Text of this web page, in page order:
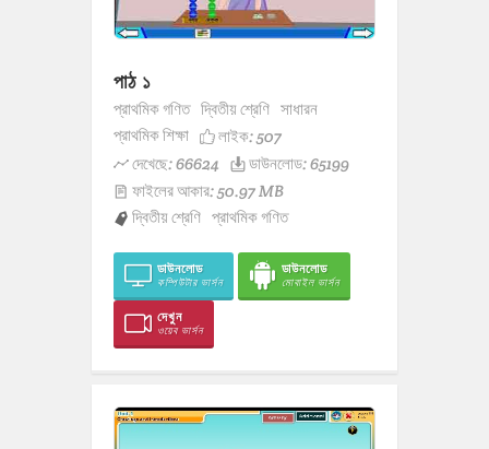
পাঠ ১
প্রাথমিক গণিত দ্বিতীয় শ্রেণি সাধারন
প্রাথমিক শিক্ষা
লাইক:507
দেখেছে: 66624
ডাউনলোড: 65199
ফাইলের আকার: 50.97 MB
দ্বিতীয় শ্রেণি প্রাথমিক গণিত
ডাউনলোড
কম্পিউটার ভার্সন
ডাউনলোড
মোবাইল ভার্সন
দেখুন
ওয়েব ভার্সন